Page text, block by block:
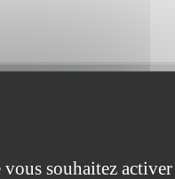
souhaitez activer